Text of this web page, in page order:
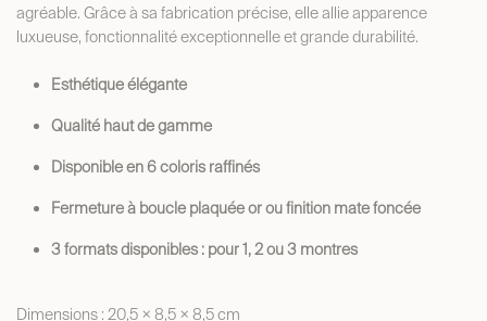
agréable. Grâce à sa fabrication précise, elle allie apparence
luxueuse, fonctionnalité exceptionnelle et grande durabilité.
Esthétique élégante
Qualité haut de gamme
Disponible en 6 coloris raffinés
Fermeture à boucle plaquée or ou finition mate foncée
3 formats disponibles : pour 1, 2 ou 3 montres
Dimensions : 20,5 × 8,5 × 8,5 cm